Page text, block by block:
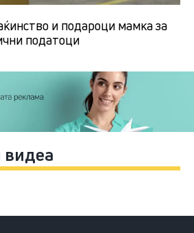
и подароци мамка за
податоци